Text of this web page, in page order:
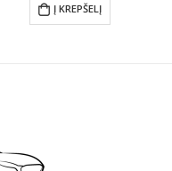
Į KREPŠELĮ